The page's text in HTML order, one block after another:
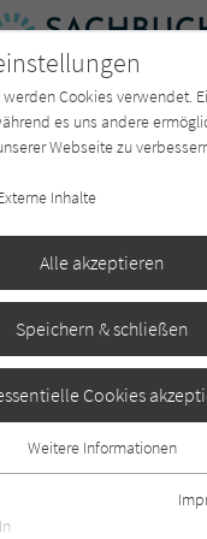
Forum Charts
2025 0
Cookies verwendet.
es uns andere
Webseite zu
Inhalte
Alle akzeptieren
Speichern & schließen
Cookies
für grundlegende
ist gewährleistet,
Weitere Informationen